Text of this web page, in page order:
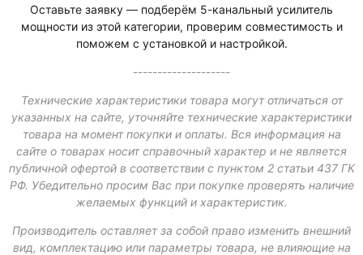
Оставьте заявку — подберём 5-канальный усилитель
мощности из этой категории, проверим совместимость и
поможем с установкой и настройкой.
--------------------
Технические характеристики товара могут отличаться от
указанных на сайте, уточняйте технические характеристики
товара на момент покупки и оплаты. Вся информация на
сайте о товарах носит справочный характер и не является
публичной офертой в соответствии с пунктом 2 статьи 437 ГК
РФ. Убедительно просим Вас при покупке проверять наличие
желаемых функций и характеристик.
Производитель оставляет за собой право изменить внешний
вид, комплектацию или параметры товара, не влияющие на